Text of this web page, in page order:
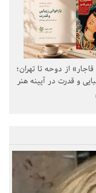
از دوحه تا تهران؛
و قدرت در آیینه هنر